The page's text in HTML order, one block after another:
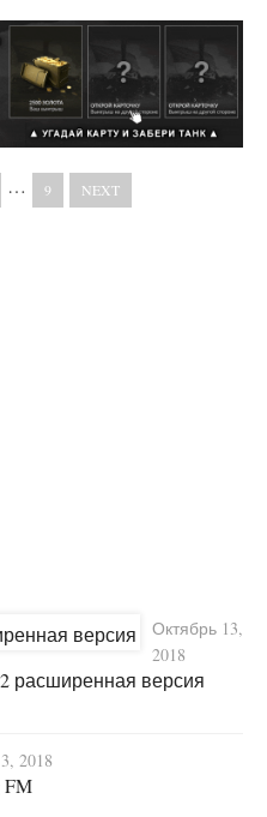
… 9 NEXT
Октябрь 13,
2018
расширенная версия
2018
FM